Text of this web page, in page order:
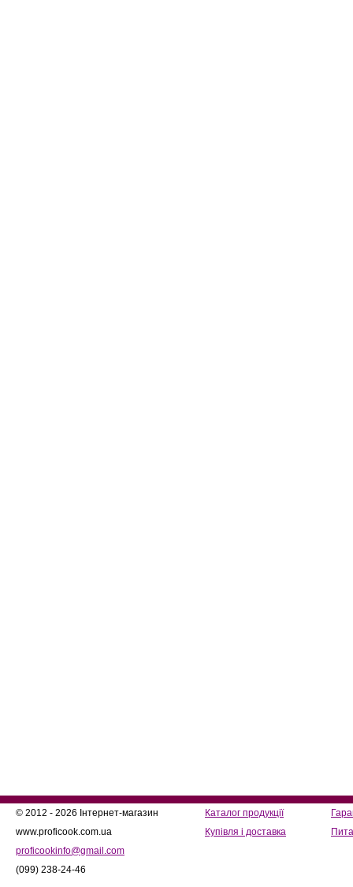
© 2012 - 2026 Інтернет-магазин
www.proficook.com.ua
proficookinfo@gmail.com
(099) 238-24-46
Каталог продукції
Купівля і доставка